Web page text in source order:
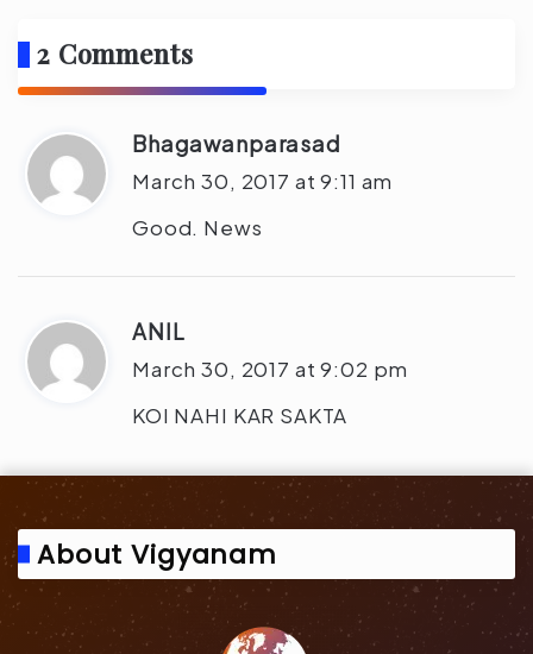
2 Comments
Bhagawanparasad
a
:
March 30, 2017 at 9:11 am
Good. News
ANIL
a
:
March 30, 2017 at 9:02 pm
KOI NAHI KAR SAKTA
About Vigyanam